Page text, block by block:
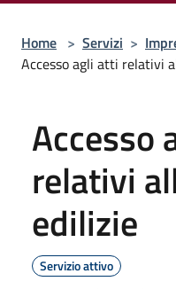
Home > Servizi >
Accesso agli atti relativi
Accesso
relativi
edilizie
Servizio attivo